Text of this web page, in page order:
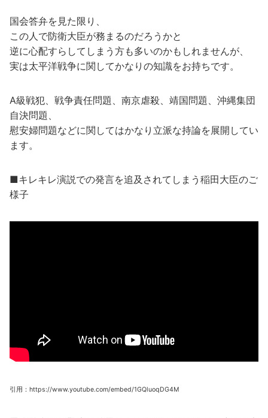
国会答弁を見た限り、
この人で防衛大臣が務まるのだろうかと
逆に心配すらしてしまう方も多いのかもしれませんが、
実は太平洋戦争に関してかなりの知識をお持ちです。
A級戦犯、戦争責任問題、南京虐殺、靖国問題、沖縄集団
自決問題、
慰安婦問題などに関してはかなり立派な持論を展開してい
ます。
■キレキレ演説での発言を追及されてしまう稲田大臣のご
様子
引用：https://www.youtube.com/embed/1GQluoqDG4M